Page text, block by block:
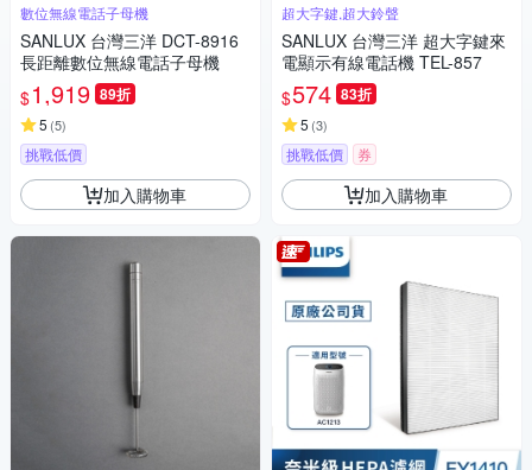
數位無線電話子母機
SANLUX 台灣三洋 DCT-8916
長距離數位無線電話子母機
$1,919 89折
5 (5)
挑戰低價
加入購物車
超大字鍵,超大鈴聲
SANLUX 台灣三洋 超大字鍵來
電顯示有線電話機 TEL-857
$574 83折
5 (3)
挑戰低價 券
加入購物車